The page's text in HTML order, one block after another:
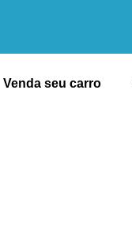
Venda seu carro